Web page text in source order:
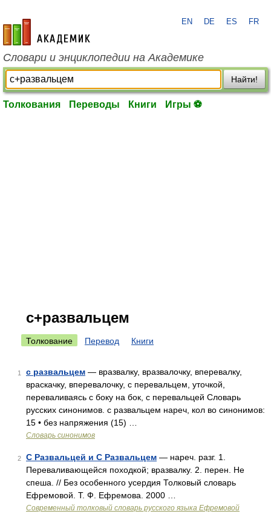
academic.ru
EN DE ES FR
Словари и энциклопедии на Академике
Найти!
Толкования Переводы Книги Игры ⚽
с+развальцем
Толкование Перевод Книги
1 с развальцем — вразвалку, вразвалочку, вперевалку,
враскачку, вперевалочку, с перевальцем, уточкой,
переваливаясь с боку на бок, с перевальцей Словарь
русских синонимов. с развальцем нареч, кол во синонимов:
15 • без напряжения (15) …
Словарь синонимов
2 С Развальцей и С Развальцем — нареч. разг. 1.
Переваливающейся походкой; вразвалку. 2. перен. Не
спеша. // Без особенного усердия Толковый словарь
Ефремовой. Т. Ф. Ефремова. 2000 …
Современный толковый словарь русского языка Ефремовой